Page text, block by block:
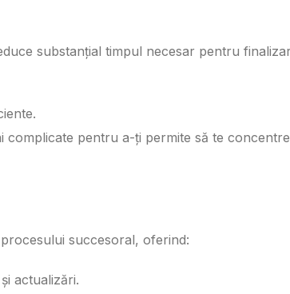
substanțial timpul necesar pentru
complicate pentru a-ți permite să te
succesoral, oferind:
actualizări.